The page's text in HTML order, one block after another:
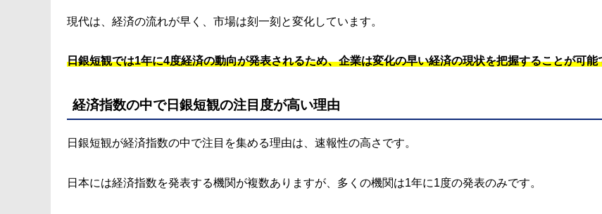
現代は、経済の流れが早く、市場は刻一刻と変化しています。
日銀短観では1年に4度経済の動向が発表されるため、企業は変化の早い経済の現状を把握することが可能
経済指数の中で日銀短観の注目度が高い理由
日銀短観が経済指数の中で注目を集める理由は、速報性の高さです。
日本には経済指数を発表する機関が複数ありますが、多くの機関は1年に1度の発表のみです。